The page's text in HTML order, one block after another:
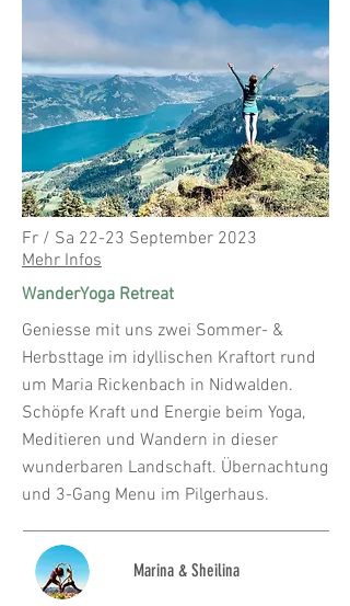
Fr / Sa 22-23 September 2023
Mehr Infos
WanderYoga Retreat
Geniesse mit uns zwei Sommer- &
Herbsttage im idyllischen Kraftort rund
um Maria Rickenbach in Nidwalden.
Schöpfe Kraft und Energie beim Yoga,
Meditieren und Wandern in dieser
wunderbaren Landschaft. Übernachtung
und 3-Gang Menu im Pilgerhaus.
Marina & Sheilina